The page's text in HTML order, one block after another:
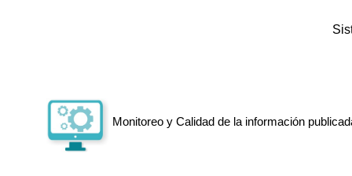
Monitoreo y Calidad de la información